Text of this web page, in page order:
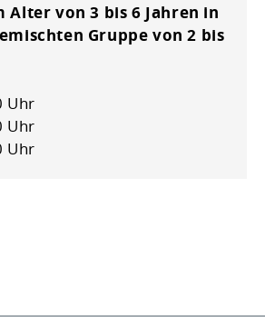
Alter von 3 bis 6 Jahren in
Gruppe von 2 bis
Uhr
Uhr
Uhr